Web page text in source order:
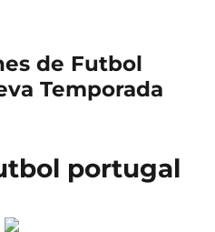
de Futbol
Temporada
portugal